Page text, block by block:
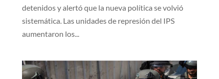
detenidos y alertó que la nueva política se volvió
sistemática. Las unidades de represión del IPS
aumentaron los...